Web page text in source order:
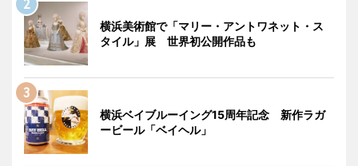
横浜美術館で「マリー・アントワネット・ス
タイル」展 世界初公開作品も
横浜ベイブルーイング15周年記念 新作ラガ
ービール「ベイヘル」